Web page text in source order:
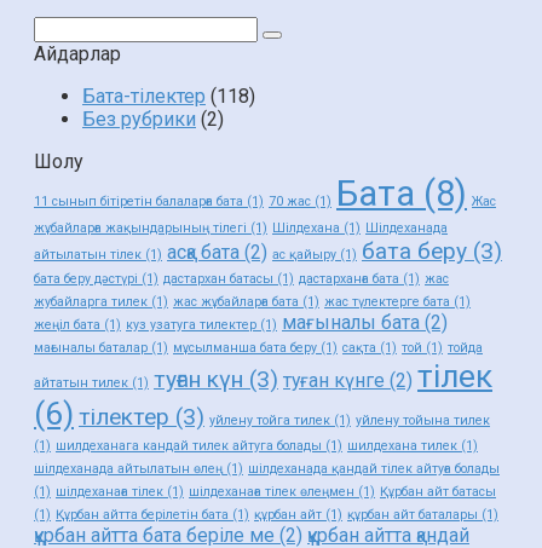
Айдарлар
Бата-тілектер (118)
Без рубрики (2)
Шолу
11 сынып бітіретін балаларға бата (1) 70 жас (1) Бата (8) Жас
жұбайларға жақындарының тілегі (1) Шілдехана (1) Шілдеханада
айтылатын тілек (1) асқа бата (2) ас қайыру (1) бата беру (3)
бата беру дәстүрі (1) дастархан батасы (1) дастарханға бата (1) жас
жубайларга тилек (1) жас жұбайларға бата (1) жас түлектерге бата (1)
жеңіл бата (1) куз узатуга тилектер (1) мағыналы бата (2)
мағыналы баталар (1) мұсылманша бата беру (1) сақта (1) той (1) тойда
айтатын тилек (1) туған күн (3) туған күнге (2) тілек
(6) тілектер (3) уйлену тойга тилек (1) уйлену тойына тилек
(1) шилдеханага кандай тилек айтуга болады (1) шилдехана тилек (1)
шілдеханада айтылатын өлең (1) шілдеханада қандай тілек айтуға болады
(1) шілдеханаға тілек (1) шілдеханаға тілек өлеңмен (1) Құрбан айт батасы
(1) Құрбан айтта берілетін бата (1) құрбан айт (1) құрбан айт баталары (1)
құрбан айтта бата беріле ме (2) құрбан айтта қандай